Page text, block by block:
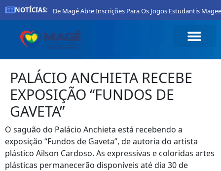
NOTÍCIAS:
Prefeitura De Magé Abre Inscrições Para Os Jogos Estudantis
PALÁCIO ANCHIETA RECEBE
EXPOSIÇÃO “FUNDOS DE
GAVETA”
O saguão do Palácio Anchieta está recebendo a
exposição “Fundos de Gaveta”, de autoria do artista
plástico Ailson Cardoso. As expressivas e coloridas artes
plásticas permanecerão disponíveis até dia 30 de